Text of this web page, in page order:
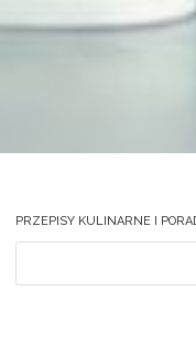
PRZEPISY KULINARNE I